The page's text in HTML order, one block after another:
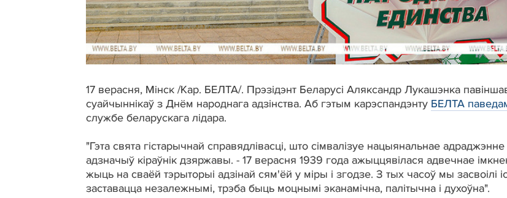
17 верасня, Мінск /Кар. БЕЛТА/. Прэзідэнт Беларусі Аляксандр Лукашэнка
суайчыннікаў з Днём народнага адзінства. Аб гэтым карэспандэнту БЕЛТА
службе беларускага лідара.
"Гэта свята гістарычнай справядлівасці, што сімвалізуе нацыянальнае адраджэнне
адзначыў кіраўнік дзяржавы. - 17 верасня 1939 года ажыццявілася адвечнае
жыць на сваёй тэрыторыі адзінай сям'ёй у міры і згодзе. З тых часоў мы засвоілі
заставацца незалежнымі, трэба быць моцнымі эканамічна, палітычна і духоўна".